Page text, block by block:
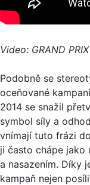
Video: GRAND
Podobně se
oceňované kampani
2014 se snažil
symbol síly a
vnímají tuto frázi
ji často chápe jako
a nasazením. Díky
kampaň nejen